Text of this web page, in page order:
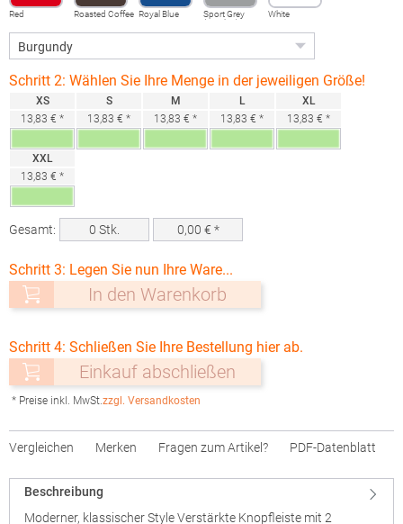
Red Roasted Coffee Royal Blue
Sport Grey
(Heather)
White
Schritt 2: Wählen Sie Ihre Menge in der jeweiligen Größe!
XS
13,83 € *
S
13,83 € *
M
13,83 € *
L
13,83 € *
XL
13,83 € *
XXL
13,83 € *
Gesamt: 0 Stk. 0,00 € *
Schritt 3: Legen Sie nun Ihre Ware...
In den Warenkorb
Schritt 4: Schließen Sie Ihre Bestellung hier ab.
Einkauf abschließen
* Preise inkl. MwSt.zzgl. Versandkosten
Vergleichen Merken Fragen zum Artikel? PDF-Datenblatt
Beschreibung
Moderner, klassischer Style Verstärkte Knopfleiste mit 2